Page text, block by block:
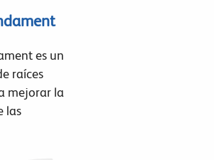
es un
raíces
mejorar la
las